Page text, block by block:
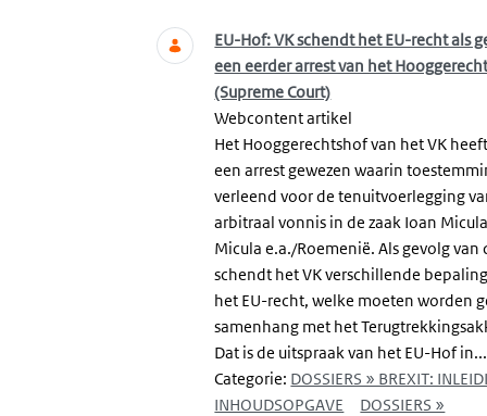
EU-Hof: VK schendt het EU-recht als
een eerder arrest van het
(Supreme Court)
Webcontent artikel
Het Hooggerechtshof van het VK
een arrest gewezen waarin
verleend voor de tenuitvoerlegging
arbitraal vonnis in de zaak Ioan
Micula e.a./Roemenië. Als gevolg van
schendt het VK verschillende
het EU-recht, welke moeten worden
samenhang met het
Dat is de uitspraak van het EU-Hof in...
Categorie: DOSSIERS » BREXIT:
INHOUDSOPGAVE
DOSSIERS »